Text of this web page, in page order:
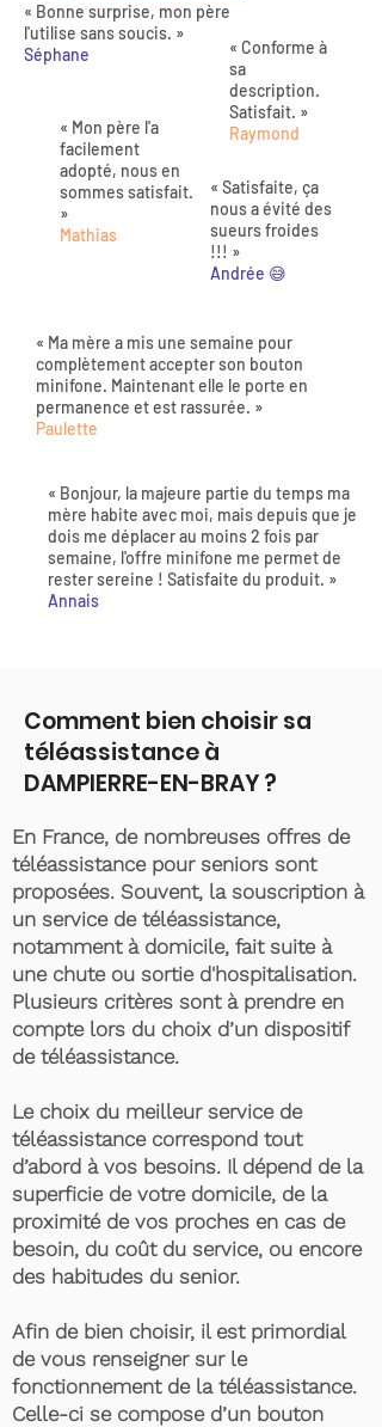
« Bonne surprise, mon père
l'utilise sans soucis. »
Séphane
« Mon père l'a
facilement
adopté, nous en
sommes satisfait.
»
Mathias
« Conforme à
sa
description.
Satisfait. »
Raymond
« Satisfaite, ça
nous a évité des
sueurs froides
!!! »
Andrée 😅
« Ma mère a mis une semaine pour
complètement accepter son bouton
minifone. Maintenant elle le porte en
permanence et est rassurée. »
Paulette
« Bonjour, la majeure partie du temps ma
mère habite avec moi, mais depuis que je
dois me déplacer au moins 2 fois par
semaine, l'offre minifone me permet de
rester sereine ! Satisfaite du produit. »
Annais
Comment bien choisir sa
téléassistance à
DAMPIERRE-EN-BRAY ?
En France, de nombreuses offres de
téléassistance pour seniors sont
proposées. Souvent, la souscription à
un service de téléassistance,
notamment à domicile, fait suite à
une chute ou sortie d'hospitalisation.
Plusieurs critères sont à prendre en
compte lors du choix d’un dispositif
de téléassistance.
Le choix du meilleur service de
téléassistance correspond tout
d’abord à vos besoins. Il dépend de la
superficie de votre domicile, de la
proximité de vos proches en cas de
besoin, du coût du service, ou encore
des habitudes du senior.
Afin de bien choisir, il est primordial
de vous renseigner sur le
fonctionnement de la téléassistance.
Celle-ci se compose d’un bouton